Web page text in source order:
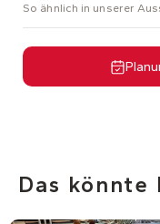
So ähnlich in unserer
Das könnte